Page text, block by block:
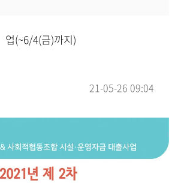
업(~6/4(금)까지)
21-05-26 09:04